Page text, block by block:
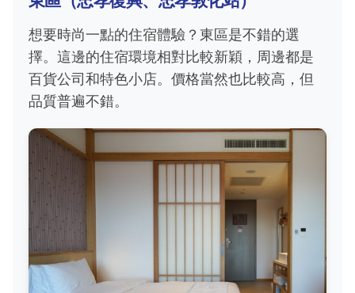
想要時尚一點的住宿體驗？東區是不錯的選
擇。這邊的住宿環境相對比較新穎，周邊都是
百貨公司和特色小店。價格當然也比較高，但
品質普遍不錯。